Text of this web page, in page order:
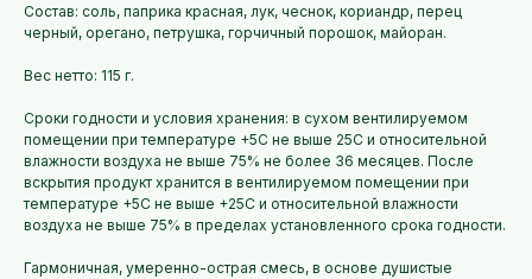
Состав: соль, паприка красная, лук, чеснок, кориандр, перец
черный, орегано, петрушка, горчичный порошок, майоран.
Вес нетто: 115 г.
Сроки годности и условия хранения: в сухом вентилируемом
помещении при температуре +5С не выше 25С и относительной
влажности воздуха не выше 75% не более 36 месяцев. После
вскрытия продукт хранится в вентилируемом помещении при
температуре +5С не выше +25С и относительной влажности
воздуха не выше 75% в пределах установленного срока годности.
Гармоничная, умеренно-острая смесь, в основе душистые